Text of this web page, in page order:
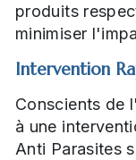
produits
minimiser
Intervention
Conscients de
à une
Anti Parasites